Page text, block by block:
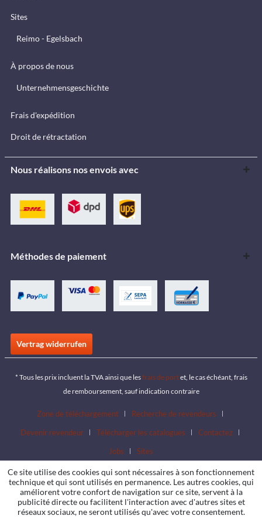
Sites
Reimo - Egelsbach
À propos de nous
Unternehmensgeschichte
Frais d'expédition
Droit de rétractation
Nous réalisons nos envois avec
Méthodes de paiement
Vertrag widerrufen
* Tous les prix incluent la TVA ainsi que lesfrais de portet, le cas échéant, frais
de remboursement, sauf indication contraire
Zone de téléchargement
Recherche de revendeurs
Devenir revendeur
Télécharger les catalogues
Contactez
Jobs
Sites
Ce site utilise des cookies qui sont nécessaires à son fonctionnement
technique et qui sont utilisés en permanence. Les autres cookies, qui
améliorent votre confort de navigation sur ce site, servent à la
publicité directe ou facilitent l'interaction avec d'autres sites et
réseaux sociaux, ne seront utilisés qu'avec votre consentement.